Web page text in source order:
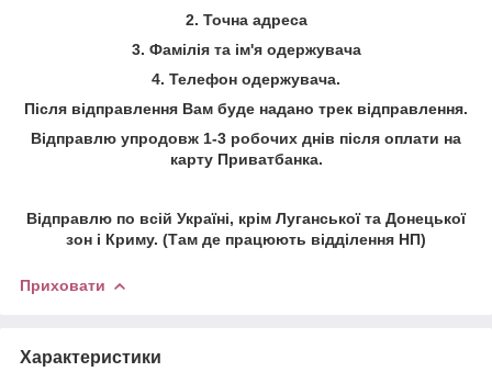
2. Точна адреса
3. Фамілія та ім'я одержувача
4. Телефон одержувача.
Після відправлення Вам буде надано трек відправлення.
Відправлю упродовж 1-3 робочих днів після оплати на
карту Приватбанка.
Відправлю по всій Україні, крім Луганської та Донецької
зон і Криму. (Там де працюють відділення НП)
Приховати
Характеристики